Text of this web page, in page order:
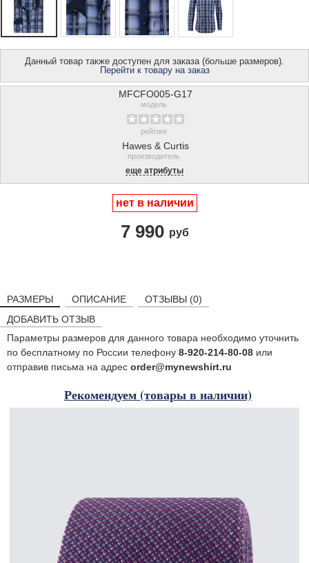
Данный товар также доступен для заказа (больше размеров).
Перейти к товару на заказ
MFCFO005-G17
модель
рейтинг
Hawes & Curtis
производитель
еще атрибуты
нет в наличии
7 990 руб
РАЗМЕРЫ ОПИСАНИЕ
ОТЗЫВЫ (0)
ДОБАВИТЬ ОТЗЫВ
Параметры размеров для данного товара необходимо уточнить
по бесплатному по России телефону 8-920-214-80-08 или
отправив письма на адрес order@mynewshirt.ru
Рекомендуем (товары в наличии)